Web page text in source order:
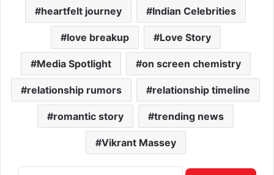
heartfelt journey Indian Celebrities
love breakup Love Story
Media Spotlight on screen chemistry
relationship rumors relationship timeline
romantic story trending news
Vikrant Massey